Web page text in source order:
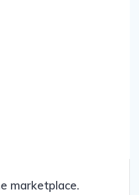
marketplace.